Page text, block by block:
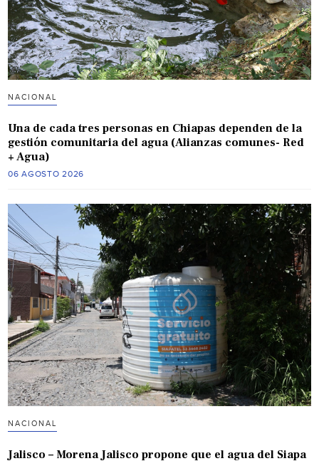
NACIONAL
Una de cada tres personas en Chiapas dependen de la
gestión comunitaria del agua (Alianzas comunes- Red
+ Agua)
06 AGOSTO 2026
NACIONAL
Jalisco – Morena Jalisco propone que el agua del Siapa